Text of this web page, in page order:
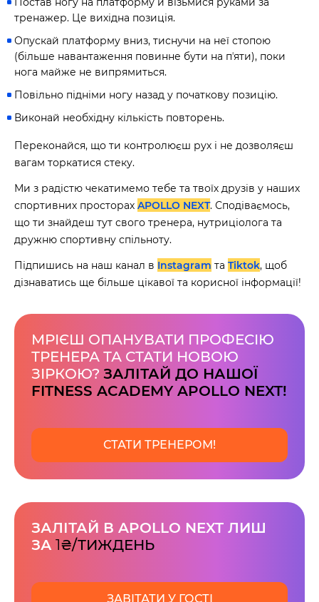
тренажер. Це вихідна позиція.
Опускай платформу вниз, тиснучи на неї стопою
(більше навантаження повинне бути на пʼяти), поки
нога майже не випрямиться.
Повільно підніми ногу назад у початкову позицію.
Виконай необхідну кількість повторень.
Переконайся, що ти контролюєш рух і не дозволяєш
вагам торкатися стеку.
Ми з радістю чекатимемо тебе та твоїх друзів у наших
спортивних просторах APOLLO NEXT. Сподіваємось,
що ти знайдеш тут свого тренера, нутриціолога та
дружню спортивну спільноту.
Підпишись на наш канал в Instagram та Tiktok, щоб
дізнаватись ще більше цікавої та корисної інформації!
МРІЄШ ОПАНУВАТИ ПРОФЕСІЮ
ТРЕНЕРА ТА СТАТИ НОВОЮ
ЗІРКОЮ? ЗАЛІТАЙ ДО НАШОЇ
FITNESS ACADEMY APOLLO NEXT!
СТАТИ ТРЕНЕРОМ!
ЗАЛІТАЙ В APOLLO NEXT ЛИШ
ЗА 1₴/ТИЖДЕНЬ
ЗАВІТАТИ У ГОСТІ